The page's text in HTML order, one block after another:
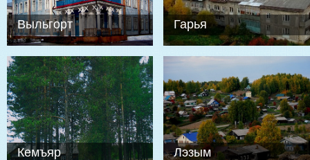
Выльгорт Гарья
Кемъяр Лэзым